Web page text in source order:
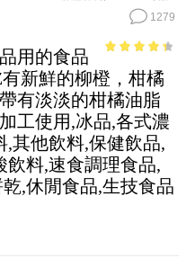
1279
5
用的食品
新鮮的柳橙，柑橘
有淡淡的柑橘油脂
工使用,冰品,各式濃
,其他飲料,保健飲品,
飲料,速食調理食品,
,休閒食品,生技食品